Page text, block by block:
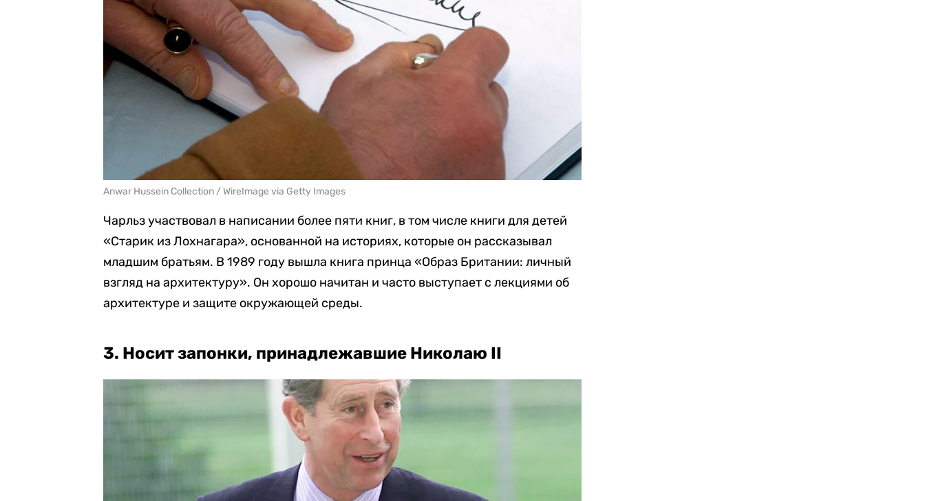
Anwar Hussein Collection / WireImage via Getty Images
Чарльз участвовал в написании более пяти книг, в том числе книги для детей
«Старик из Лохнагара», основанной на историях, которые он рассказывал
младшим братьям. В 1989 году вышла книга принца «Образ Британии: личный
взгляд на архитектуру». Он хорошо начитан и часто выступает с лекциями об
архитектуре и защите окружающей среды.
3. Носит запонки, принадлежавшие Николаю II